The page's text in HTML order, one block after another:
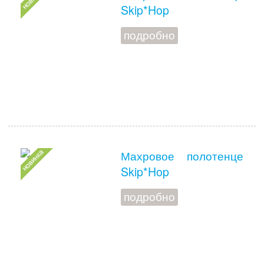
Skip*Hop
подробно
Махровое полотенце
Skip*Hop
подробно